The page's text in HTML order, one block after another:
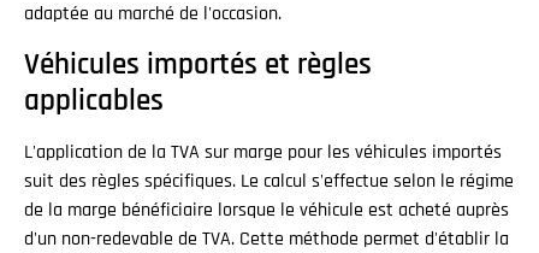
adaptée au marché de l'occasion.
Véhicules importés et règles
applicables
L'application de la TVA sur marge pour les véhicules importés
suit des règles spécifiques. Le calcul s'effectue selon le régime
de la marge bénéficiaire lorsque le véhicule est acheté auprès
d'un non-redevable de TVA. Cette méthode permet d'établir la